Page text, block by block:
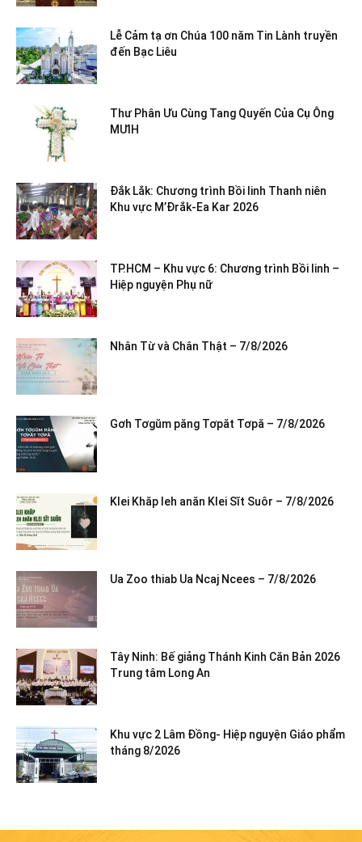
Lễ Cảm tạ ơn Chúa 100 năm Tin Lành truyền
đến Bạc Liêu
Thư Phân Ưu Cùng Tang Quyến Của Cụ Ông
MƯIH
Đắk Lắk: Chương trình Bồi linh Thanh niên
Khu vực M’Đrắk-Ea Kar 2026
TP.HCM – Khu vực 6: Chương trình Bồi linh –
Hiệp nguyện Phụ nữ
Nhân Từ và Chân Thật – 7/8/2026
Gơh Tơgŭm păng Tơpăt Tơpă – 7/8/2026
Klei Khăp leh anăn Klei Sĭt Suôr – 7/8/2026
Ua Zoo thiab Ua Ncaj Ncees – 7/8/2026
Tây Ninh: Bế giảng Thánh Kinh Căn Bản 2026
Trung tâm Long An
Khu vực 2 Lâm Đồng- Hiệp nguyện Giáo phẩm
tháng 8/2026